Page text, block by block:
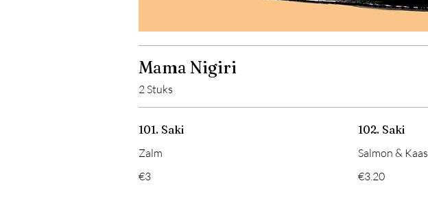
Mama Nigiri
2 Stuks
101. Saki
Zalm
€3
102. Saki
Salmon & Kaas
€3.20